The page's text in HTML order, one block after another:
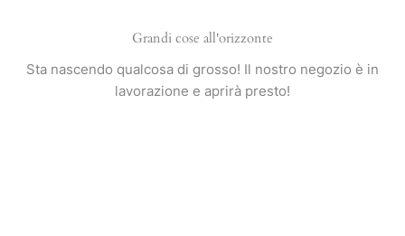
Grandi cose all'orizzonte
Sta nascendo qualcosa di grosso! Il nostro negozio è in
lavorazione e aprirà presto!